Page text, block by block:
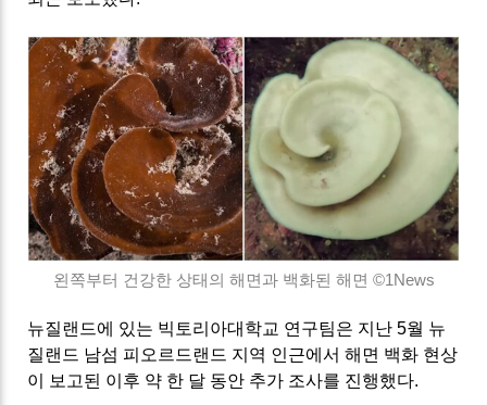
왼쪽부터 건강한 상태의 해면과 백화된 해면 ©1News
뉴질랜드에 있는 빅토리아대학교 연구팀은 지난 5월 뉴
질랜드 남섬 피오르드랜드 지역 인근에서 해면 백화 현상
이 보고된 이후 약 한 달 동안 추가 조사를 진행했다.